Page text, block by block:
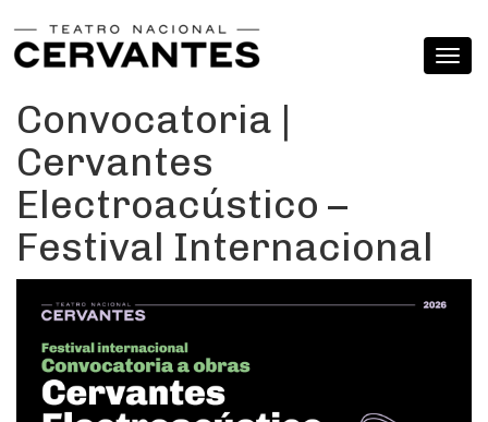
Convocatoria |
Cervantes
Electroacústico –
Festival Internacional